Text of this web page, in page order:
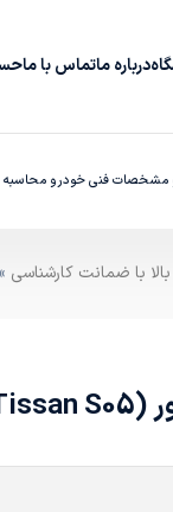
درباره‌ ماتماس با ما
مشخصات فنی خودرو محاسبه
»